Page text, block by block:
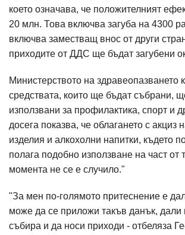
което означава, че положителният
20 млн. Това включва загуба на 4300
включва заместващ внос от други
приходите от ДДС ще бъдат загубени
Министерството на здравеопазването
средствата, които ще бъдат събрани,
използвани за профилактика, спорт и
досега показва, че облагането с акциз
изделия и алкохолни напитки, където
полага подобно използване на част от
момента не се е случило."
"За мен по-голямото притеснение е
може да се приложи такъв данък,
събира и да носи приходи - отбеляза